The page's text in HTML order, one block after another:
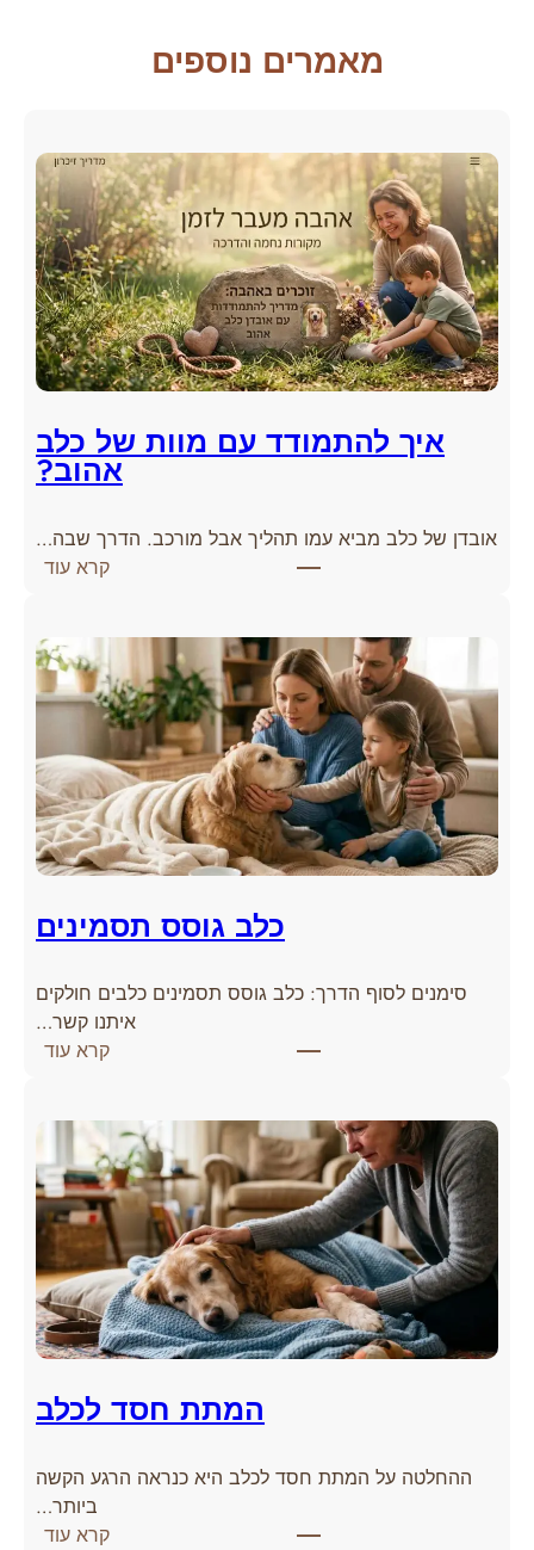
מאמרים נוספים
איך להתמודד עם מוות של כלב
אהוב?
אובדן של כלב מביא עמו תהליך אבל מורכב. הדרך שבה…
קרא עוד:
ך
ל
ה
מ
ו
ד
ד
ע
מ
ו
ת
ש
ל
ב
א
ה
ב
?
כלב גוסס תסמינים
סימנים לסוף הדרך: כלב גוסס תסמינים כלבים חולקים
איתנו קשר…
קרא עוד:
ב
ג
ו
ס
ת
ס
מ
י
י
המתת חסד לכלב
ההחלטה על המתת חסד לכלב היא כנראה הרגע הקשה
ביותר…
קרא עוד: